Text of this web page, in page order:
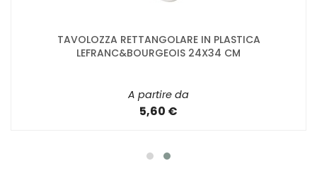
TAVOLOZZA RETTANGOLARE IN PLASTICA
LEFRANC&BOURGEOIS 24X34 CM
A partire da
5,60 €